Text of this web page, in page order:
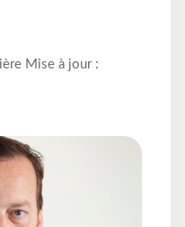
Mise à jour :